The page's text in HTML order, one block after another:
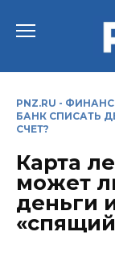
PNZ.RU -
БАНК СПИСАТЬ
СЧЕТ?
Карта
может
деньги